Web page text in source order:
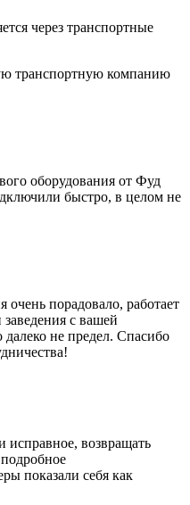
через транспортные
транспортную компанию
оборудования от Фуд
быстро, в целом не
очень порадовало, работает
с вашей
не предел. Спасибо
исправное, возвращать
показали себя как